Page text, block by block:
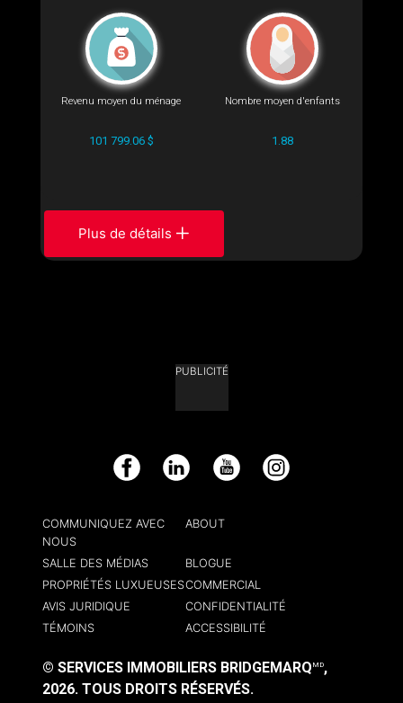
Revenu moyen du ménage
101 799.06 $
Nombre moyen d'enfants
1.88
Plus de détails
PUBLICITÉ
Facebook LinkedIn YouTube Instagram
COMMUNIQUEZ AVEC
NOUS
ABOUT
SALLE DES MÉDIAS
BLOGUE
PROPRIÉTÉS LUXUEUSESCOMMERCIAL
AVIS JURIDIQUE
CONFIDENTIALITÉ
TÉMOINS
ACCESSIBILITÉ
© SERVICES IMMOBILIERS BRIDGEMARQ MD,
2026. TOUS DROITS RÉSERVÉS.